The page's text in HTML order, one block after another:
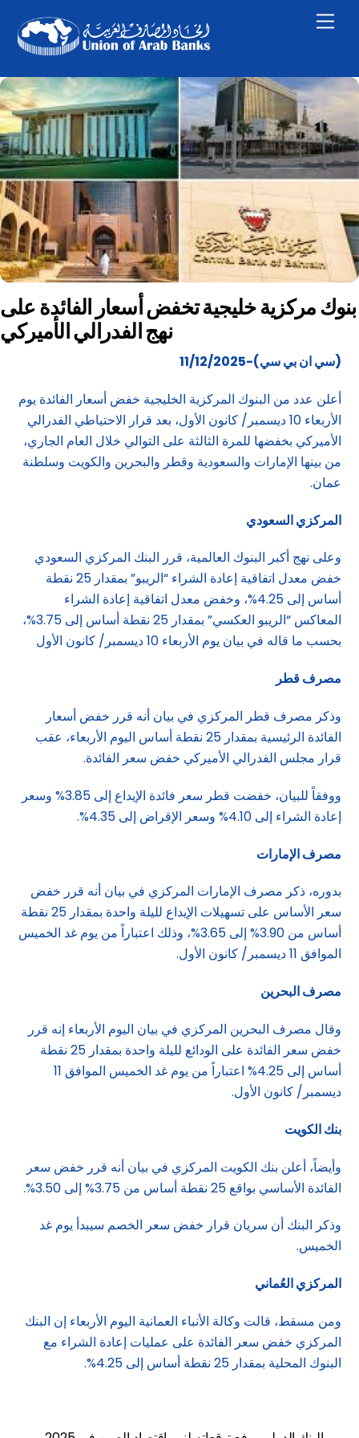
content
بنوك مركزية خليجية تخفض أسعار الفائدة على
نهج الفدرالي الأميركي
(سي ان بي سي)-11/12/2025
أعلن عدد من البنوك المركزية الخليجية خفض أسعار الفائدة يوم
الأربعاء 10 ديسمبر/ كانون الأول، بعد قرار الاحتياطي الفدرالي
الأميركي بخفضها للمرة الثالثة على التوالي خلال العام الجاري،
من بينها الإمارات والسعودية وقطر والبحرين والكويت وسلطنة
عمان.
المركزي السعودي
وعلى نهج أكبر البنوك العالمية، قرر البنك المركزي السعودي
خفض معدل اتفاقية إعادة الشراء “الريبو” بمقدار 25 نقطة
أساس إلى 4.25%، وخفض معدل اتفاقية إعادة الشراء
المعاكس “الريبو العكسي” بمقدار 25 نقطة أساس إلى 3.75%،
بحسب ما قاله في بيان يوم الأربعاء 10 ديسمبر/ كانون الأول
مصرف قطر
وذكر مصرف قطر المركزي في بيان أنه قرر خفض أسعار
الفائدة الرئيسية بمقدار 25 نقطة أساس اليوم الأربعاء، عقب
قرار مجلس الفدرالي الأميركي خفض سعر الفائدة.
ووفقاً للبيان، خفضت قطر سعر فائدة الإيداع إلى 3.85% وسعر
إعادة الشراء إلى 4.10% وسعر الإقراض إلى 4.35%.
مصرف الإمارات
بدوره، ذكر مصرف الإمارات المركزي في بيان أنه قرر خفض
سعر الأساس على تسهيلات الإيداع لليلة واحدة بمقدار 25 نقطة
أساس من 3.90% إلى 3.65%، وذلك اعتباراً من يوم غد الخميس
الموافق 11 ديسمبر/ كانون الأول.
مصرف البحرين
وقال مصرف البحرين المركزي في بيان اليوم الأربعاء إنه قرر
خفض سعر الفائدة على الودائع لليلة واحدة بمقدار 25 نقطة
أساس إلى 4.25% اعتباراً من يوم غد الخميس الموافق 11
ديسمبر/ كانون الأول.
بنك الكويت
وأيضاً، أعلن بنك الكويت المركزي في بيان أنه قرر خفض سعر
الفائدة الأساسي بواقع 25 نقطة أساس من 3.75% إلى 3.50%.
وذكر البنك أن سريان قرار خفض سعر الخصم سيبدأ يوم غد
الخميس.
المركزي العُماني
ومن مسقط، قالت وكالة الأنباء العمانية اليوم الأربعاء إن البنك
المركزي خفض سعر الفائدة على عمليات إعادة الشراء مع
البنوك المحلية بمقدار 25 نقطة أساس إلى 4.25%.